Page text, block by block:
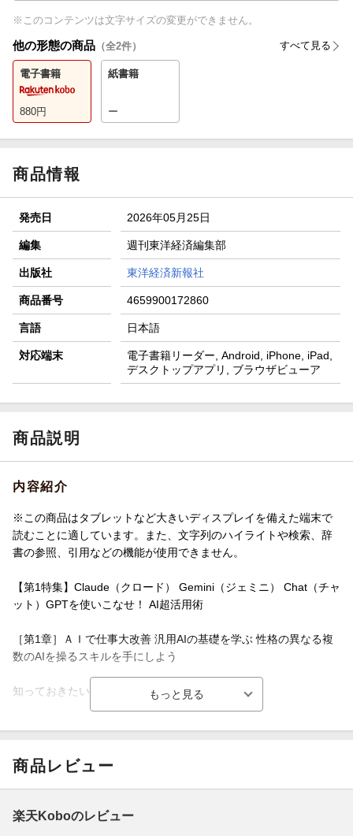
※このコンテンツは文字サイズの変更ができません。
他の形態の商品 （全2件） すべて見る
電子書籍
880円
紙書籍
ー
商品情報
発売日 2026年05月25日
編集 週刊東洋経済編集部
出版社 東洋経済新報社
商品番号 4659900172860
言語 日本語
対応端末
電子書籍リーダー, Android, iPhone, iPad,
デスクトップアプリ, ブラウザビューア
商品説明
内容紹介
※この商品はタブレットなど大きいディスプレイを備えた端末で
読むことに適しています。また、文字列のハイライトや検索、辞
書の参照、引用などの機能が使用できません。
【第1特集】Claude（クロード） Gemini（ジェミニ） Chat（チャ
ット）GPTを使いこなせ！ AI超活用術
［第1章］ＡＩで仕事大改善 汎用AIの基礎を学ぶ 性格の異なる複
数のAIを操るスキルを手にしよう
知っておきたいＡＩ用語
すぐに使える企画書
商品レビュー
楽天Koboのレビュー